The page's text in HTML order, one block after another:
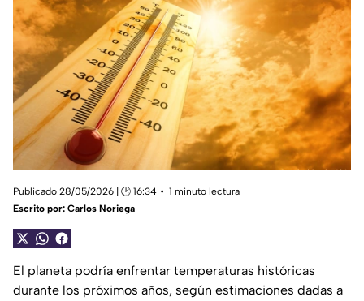
Publicado 28/05/2026 | 🕑 16:34
1 minuto lectura
Escrito por: Carlos Noriega
El planeta podría enfrentar temperaturas históricas
durante los próximos años, según estimaciones dadas a